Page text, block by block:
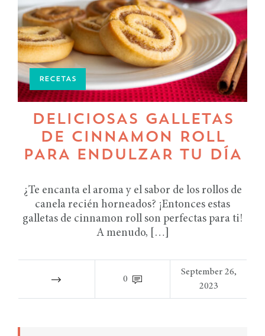
RECETAS
DELICIOSAS GALLETAS
DE CINNAMON ROLL
PARA ENDULZAR TU DÍA
¿Te encanta el aroma y el sabor de los rollos de
canela recién horneados? ¡Entonces estas
galletas de cinnamon roll son perfectas para ti!
A menudo, […]
0
September 26,
2023